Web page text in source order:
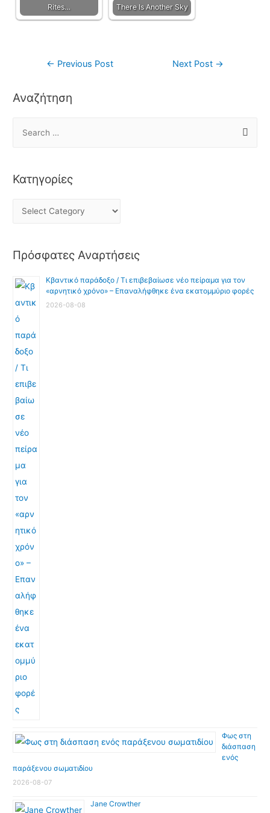
Rites…
There Is Another Sky
← Previous Post Next Post →
Αναζήτηση
Κατηγορίες
Πρόσφατες Αναρτήσεις
Κβαντικό παράδοξο / Τι επιβεβαίωσε νέο πείραμα για τον
«αρνητικό χρόνο» – Επαναλήφθηκε ένα εκατομμύριο φορές
2026-08-08
Φως στη
διάσπαση
ενός
παράξενου σωματιδίου
2026-08-07
Jane Crowther